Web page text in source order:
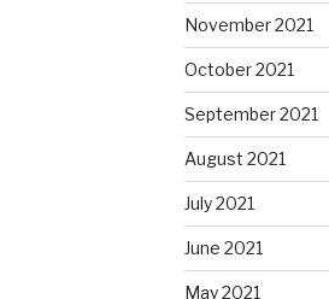
November 2021
October 2021
September 2021
August 2021
July 2021
June 2021
May 2021